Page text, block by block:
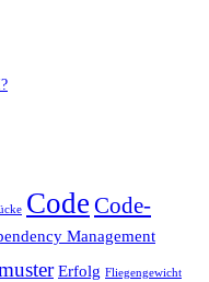
Code Code-
Management
Erfolg Fliegengewicht